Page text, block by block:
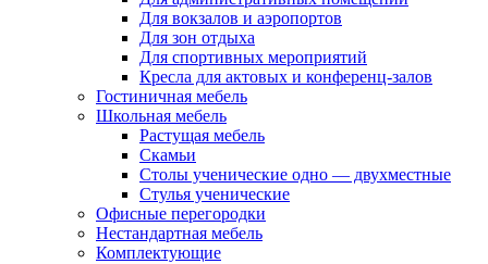
Для вокзалов и аэропортов
Для зон отдыха
Для спортивных мероприятий
Кресла для актовых и конференц-залов
Гостиничная мебель
Школьная мебель
Растущая мебель
Скамьи
Столы ученические одно — двухместные
Стулья ученические
Офисные перегородки
Нестандартная мебель
Комплектующие